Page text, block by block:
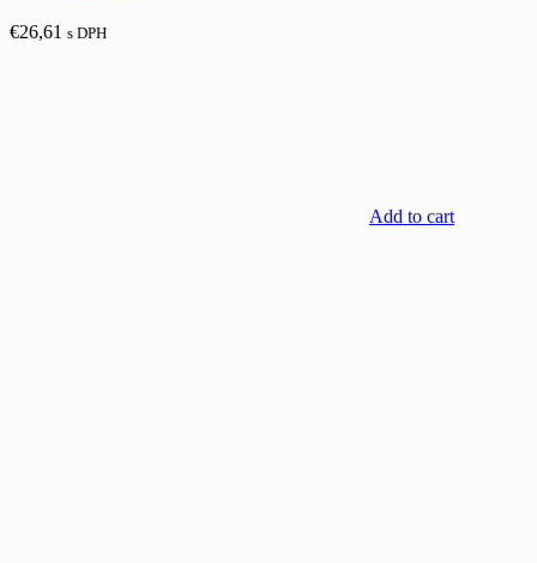
€26,61 s DPH
Add to cart